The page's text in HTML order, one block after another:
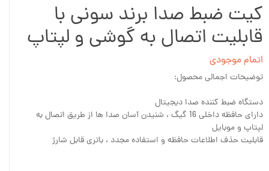
کیت ضبط صدا برند سونی با
قابلیت اتصال به گوشی و لپتاپ
اتمام موجودی
توضیحات اجمالی محصول:
دستگاه ضبط کننده صدا دیجیتال
دارای حافظه داخلی 16 گیگ ، شنیدن آسان صدا ها از طریق اتصال به
لپتاپ و موبایل
قابلیت حذف اطلاعات حافظه و استفاده مجدد ، باتری قابل شارژ